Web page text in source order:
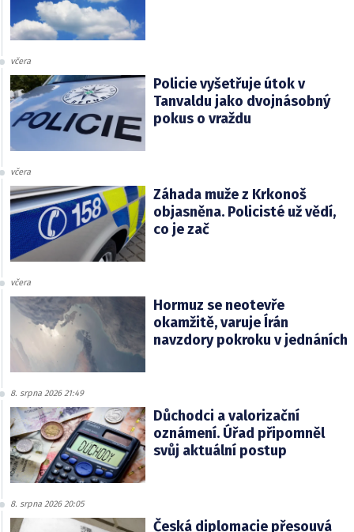
včera
Policie vyšetřuje útok v
Tanvaldu jako dvojnásobný
pokus o vraždu
včera
Záhada muže z Krkonoš
objasněna. Policisté už vědí,
co je zač
včera
Hormuz se neotevře
okamžitě, varuje Írán
navzdory pokroku v jednáních
8. srpna 2026 21:49
Důchodci a valorizační
oznámení. Úřad připomněl
svůj aktuální postup
8. srpna 2026 20:05
Česká diplomacie přesouvá